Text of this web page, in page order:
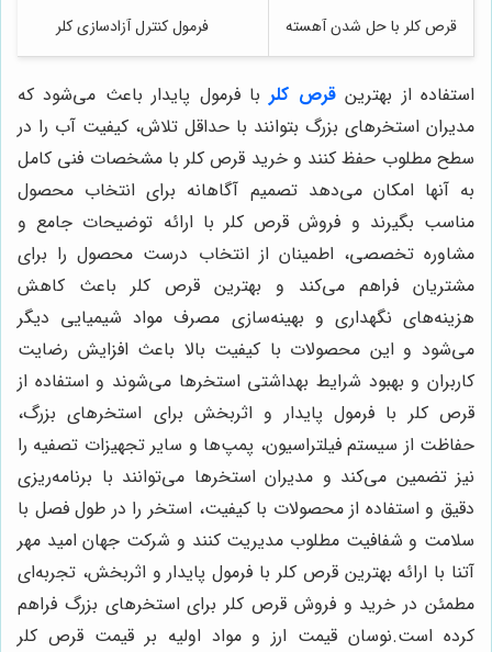
قرص کلر با حل شدن آهسته فرمول کنترل آزادسازی کلر
استفاده از بهترینقرص کلر با فرمول پایدار باعث می‌شود که
مدیران استخرهای بزرگ بتوانند با حداقل تلاش، کیفیت آب را در
سطح مطلوب حفظ کنند و خرید قرص کلر با مشخصات فنی کامل
به آنها امکان می‌دهد تصمیم آگاهانه برای انتخاب محصول
مناسب بگیرند و فروش قرص کلر با ارائه توضیحات جامع و
مشاوره تخصصی، اطمینان از انتخاب درست محصول را برای
مشتریان فراهم می‌کند و بهترین قرص کلر باعث کاهش
هزینه‌های نگهداری و بهینه‌سازی مصرف مواد شیمیایی دیگر
می‌شود و این محصولات با کیفیت بالا باعث افزایش رضایت
کاربران و بهبود شرایط بهداشتی استخرها می‌شوند و استفاده از
قرص کلر با فرمول پایدار و اثربخش برای استخرهای بزرگ،
حفاظت از سیستم فیلتراسیون، پمپ‌ها و سایر تجهیزات تصفیه را
نیز تضمین می‌کند و مدیران استخرها می‌توانند با برنامه‌ریزی
دقیق و استفاده از محصولات با کیفیت، استخر را در طول فصل با
سلامت و شفافیت مطلوب مدیریت کنند و شرکت جهان امید مهر
آتنا با ارائه بهترین قرص کلر با فرمول پایدار و اثربخش، تجربه‌ای
مطمئن در خرید و فروش قرص کلر برای استخرهای بزرگ فراهم
کرده است.نوسان قیمت ارز و مواد اولیه بر قیمت قرص کلر